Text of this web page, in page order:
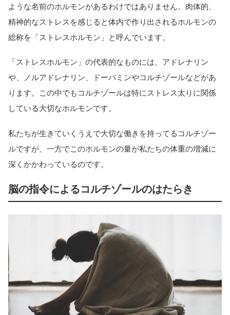
ような名前のホルモンがあるわけではありません。肉体的、
精神的なストレスを感じると体内で作り出されるホルモンの
総称を「ストレスホルモン」と呼んでいます。
「ストレスホルモン」の代表的なものには、アドレナリン
や、ノルアドレナリン、ドーパミンやコルチゾールなどがあ
ります。この中でもコルチゾールは特にストレス太りに関係
している大切なホルモンです。
私たちが生きていくうえで大切な働きを持ってるコルチゾー
ルですが、一方でこのホルモンの量が私たちの体重の増減に
深くかかわっているのです。
脳の指令によるコルチゾールのはたらき